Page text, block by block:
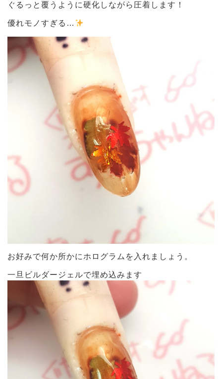
ぐるっと覆うように硬化しながら圧着します！
優れモノすぎる…
お好みで何か所かにホログラムを入れましょう。
一旦ビルダージェルで埋め込みます